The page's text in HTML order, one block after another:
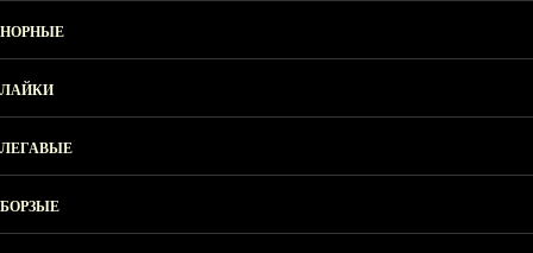
НОРНЫЕ
ЛАЙКИ
ЛЕГАВЫЕ
БОРЗЫЕ